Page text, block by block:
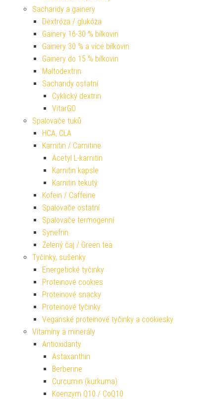
Sacharidy a gainery
Dextróza / glukóza
Gainery 16-30 % bílkovin
Gainery 30 % a více bílkovin
Gainery do 15 % bílkovin
Maltodextrin
Sacharidy ostatní
Cyklický dextrin
VitarGO
Spalovače tuků
HCA, CLA
Karnitin / Carnitine
Acetyl L-karnitin
Karnitin kapsle
Karnitin tekutý
Kofein / Caffeine
Spalovače ostatní
Spalovače termogenní
Synefrin
Zelený čaj / Green tea
Tyčinky, sušenky
Energetické tyčinky
Proteinové cookies
Proteinové snacky
Proteinové tyčinky
Veganské proteinové tyčinky a cookiesky
Vitamíny a minerály
Antioxidanty
Astaxanthin
Berberine
Curcumin (kurkuma)
Koenzym Q10 / CoQ10